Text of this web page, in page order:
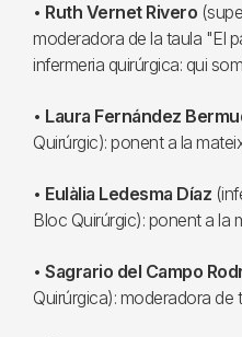
• Ruth Vernet Rivero
moderadora de la taula "El
infermeria quirúrgica: qui
• Laura Fernández
Quirúrgic): ponent a la
• Eulàlia Ledesma Díaz
Bloc Quirúrgic): ponent a la
• Sagrario del Campo
Quirúrgica): moderadora de